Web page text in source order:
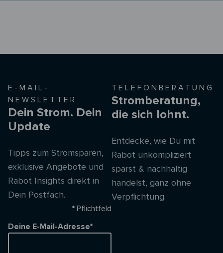
E-MAIL-
NEWSLETTER
Dein Strom. Dein
Update
Tipps zum Stromsparen,
exklusive Angebote und
Rabot Insights direkt in
Dein Postfach.
* Pflichtfeld
Deine E-Mail-Adresse*
TELEFONBERATUNG
Stromberatung,
die sich lohnt.
Entdecke, wie Du mit
Rabot unkompliziert
sparst & nachhaltig
handelst, ganz ohne
Verpflichtung.